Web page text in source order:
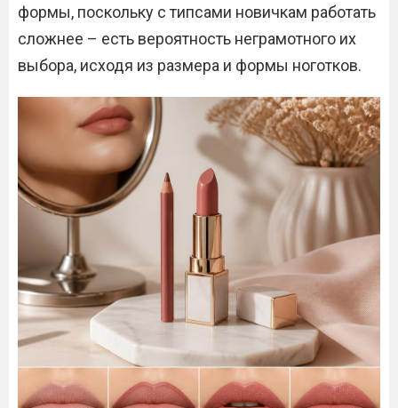
формы, поскольку с типсами новичкам работать
сложнее – есть вероятность неграмотного их
выбора, исходя из размера и формы ноготков.